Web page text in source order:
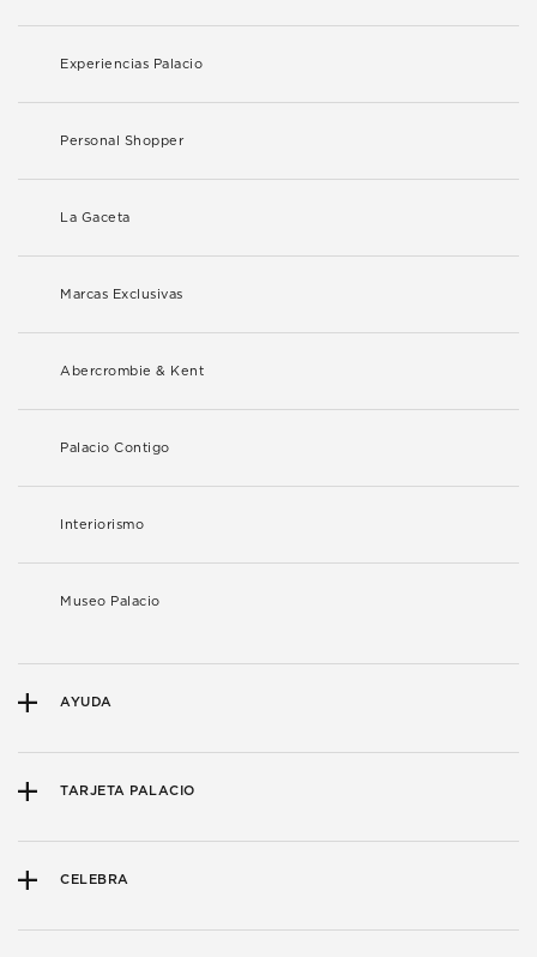
Experiencias Palacio
Personal Shopper
La Gaceta
Marcas Exclusivas
Abercrombie & Kent
Palacio Contigo
Interiorismo
Museo Palacio
AYUDA
TARJETA PALACIO
CELEBRA